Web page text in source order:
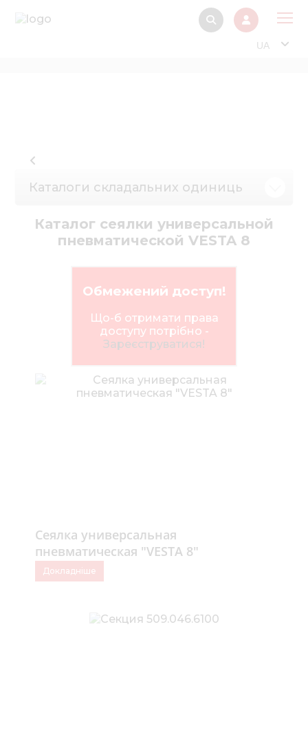
Інформація
Інформація
UA
Каталоги складальних одиниць
Каталог сеялки универсальной
пневматической VESTA 8
Обмежений доступ!
Що-б отримати права
доступу потрібно -
Зареєструватися!
Сеялка универсальная
пневматическая "VESTA 8"
Докладніше